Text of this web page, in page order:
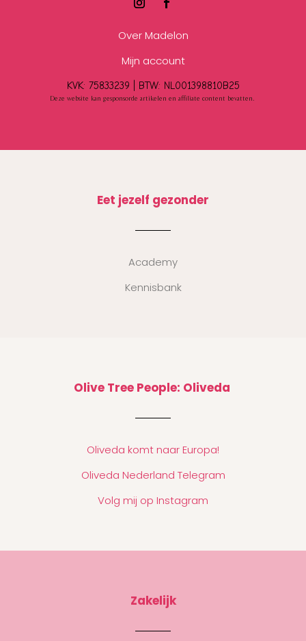
Over Madelon
Mijn account
KVK: 75833239 | BTW: NL001398810B25
Deze website kan gesponsorde artikelen en affiliate content bevatten.
Eet jezelf gezonder
Academy
Kennisbank
Olive Tree People: Oliveda
Oliveda komt naar Europa!
Oliveda Nederland Telegram
Volg mij op Instagram
Zakelijk